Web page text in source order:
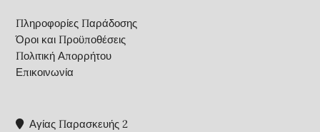
Πληροφορίες Παράδοσης
Όροι και Προϋποθέσεις
Πολιτική Απορρήτου
Επικοινωνία
Αγίας Παρασκευής 2